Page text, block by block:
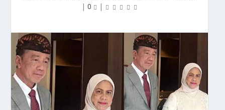
| 0 |